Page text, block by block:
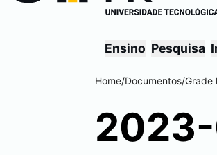
Ensino Pesquisa
Home/Documentos/Grade